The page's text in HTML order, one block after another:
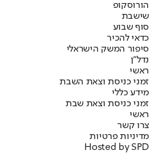
הורוסקופ
שישבת
סוף שבוע
כדאי להכיר
סיפור המשק הישראלי
נדל"ן
ראשי
זמני כניסת וצאת השבת
מידע כללי
זמני כניסת וצאת שבת
ראשי
צרו קשר
מדיניות פרטיות
Hosted by SPD